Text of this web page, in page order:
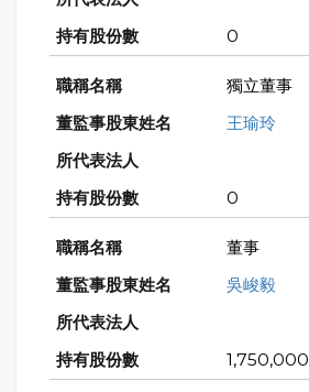
0
獨立董事
王瑜玲
0
董事
吳峻毅
1,750,000